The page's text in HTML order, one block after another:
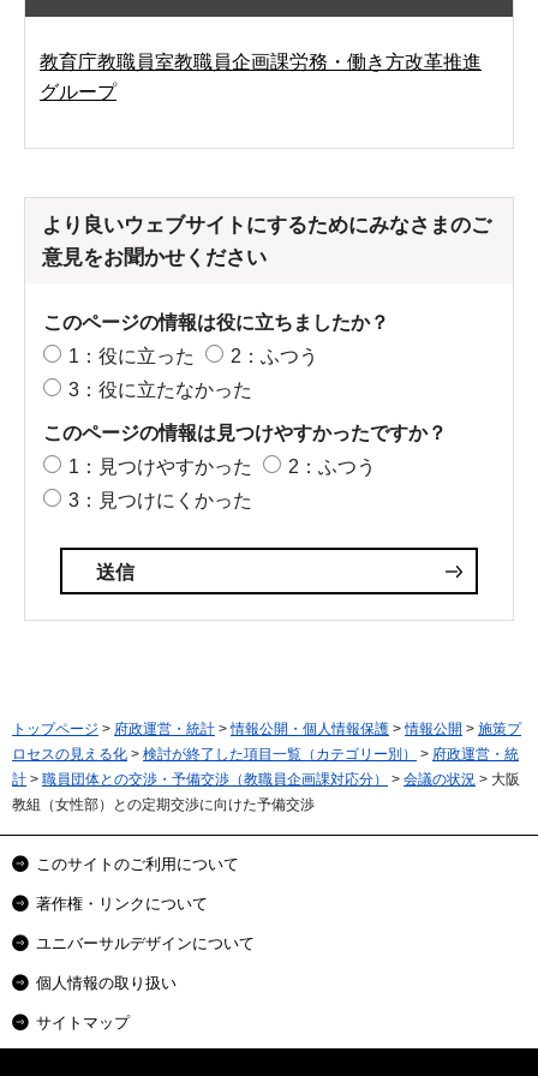
教育庁教職員室教職員企画課労務・働き方改革推進
グループ
より良いウェブサイトにするためにみなさまのご
意見をお聞かせください
このページの情報は役に立ちましたか？
1：役に立った
2：ふつう
3：役に立たなかった
このページの情報は見つけやすかったですか？
1：見つけやすかった
2：ふつう
3：見つけにくかった
トップページ > 府政運営・統計 >情報公開・個人情報保護 >情報公開 > 施策プ
ロセスの見える化 > 検討が終了した項目一覧（カテゴリー別） > 府政運営・統
計 > 職員団体との交渉・予備交渉（教職員企画課対応分） > 会議の状況 > 大阪
教組（女性部）との定期交渉に向けた予備交渉
このサイトのご利用について
著作権・リンクについて
ユニバーサルデザインについて
個人情報の取り扱い
サイトマップ